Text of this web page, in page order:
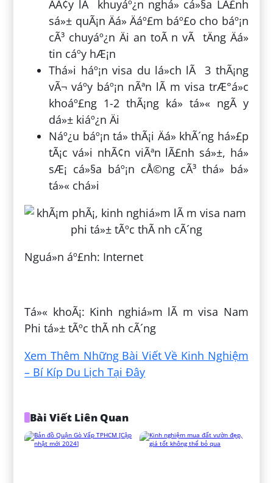
ÄÃ¢y lÃ khuyáº¿n nghá» cá»§a LÃ£nh
sá»± quÃ¡n Äá» Äáº£m báº£o cho báº¡n
cÃ³ chuyáº¿n Äi an toÃ n vÃ tÄng Äá»
tin cáº­y hÆ¡n
Thá»i háº¡n visa du lá»ch lÃ 3 thÃ¡ng
vÃ¬ váº­y báº¡n nÃªn lÃ m visa trÆ°á»c
khoáº£ng 1-2 thÃ¡ng ká» tá»« ngÃ y
dá»± kiáº¿n Äi
Náº¿u báº¡n tá» thÃ¡i Äá» khÃ´ng há»£p
tÃ¡c vá»i nhÃ¢n viÃªn lÃ£nh sá»±, há»
sÆ¡ cá»§a báº¡n cÅ©ng cÃ³ thá» bá»
tá»« chá»i
Nguá»n áº£nh: Internet
Tá»« khoÃ¡: Kinh nghiá»m lÃ m visa Nam
Phi tá»± tÃºc thÃ nh cÃ´ng
Xem Thêm Những Bài Viết Về Kinh Nghiệm
– Bí Kíp Du Lịch Tại Đây
Bài Viết Liên Quan